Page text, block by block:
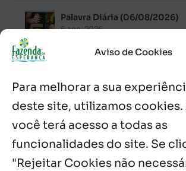
Aviso de Cookies
Para melhorar a sua
deste site, utilizamos cookies.
você terá acesso a todas as
funcionalidades do site. Se
"Rejeitar Cookies não
Palavra Diária (06/08/2026)
6 ago, 2026
de Guadalajara
Fazenda Dom Mário
com testemunhos e missa
Cristóvão
5 ago, 2026